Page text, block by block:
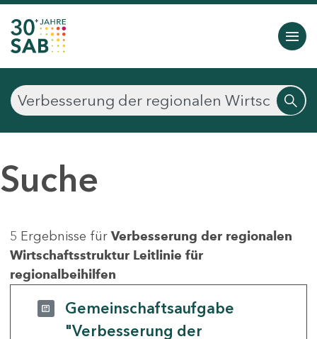
Suche
5 Ergebnisse für Verbesserung der regionalen
Wirtschaftsstruktur Leitlinie für
regionalbeihilfen
Gemeinschaftsaufgabe
"Verbesserung der